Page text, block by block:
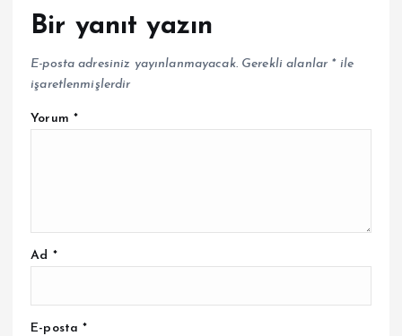
Bir yanıt yazın
E-posta adresiniz yayınlanmayacak. Gerekli alanlar *ile
işaretlenmişlerdir
Yorum *
Ad *
E-posta*